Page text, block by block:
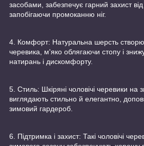
засобами, забезпечує гарний захист від
запобігаючи промоканню ніг.
4. Комфорт: Натуральна шерсть
черевика, м'яко облягаючи стопу і
натирань і дискомфорту.
5. Стиль: Шкіряні чоловічі черевики на
виглядають стильно й елегантно,
зимовий гардероб.
6. Підтримка і захист: Такі чоловічі